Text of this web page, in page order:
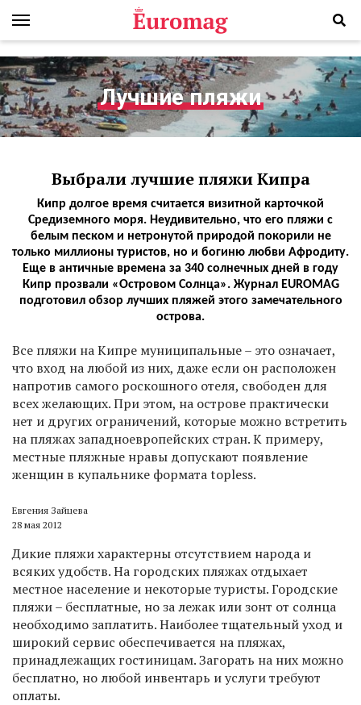
Лучшие пляжи
Выбрали лучшие пляжи Кипра
Кипр долгое время считается визитной карточкой
Средиземного моря. Неудивительно, что его пляжи с
белым песком и нетронутой природой покорили не
только миллионы туристов, но и богиню любви Афродиту.
Еще в античные времена за 340 солнечных дней в году
Кипр прозвали «Островом Солнца». Журнал EUROMAG
подготовил обзор лучших пляжей этого замечательного
острова.
Все пляжи на Кипре муниципальные – это означает,
что вход на любой из них, даже если он расположен
напротив самого роскошного отеля, свободен для
всех желающих. При этом, на острове практически
нет и других ограничений, которые можно встретить
на пляжах западноевропейских стран. К примеру,
местные пляжные нравы допускают появление
женщин в купальнике формата topless.
Евгения Зайцева
28 мая 2012
Дикие пляжи характерны отсутствием народа и
всяких удобств. На городских пляжах отдыхает
местное население и некоторые туристы. Городские
пляжи – бесплатные, но за лежак или зонт от солнца
необходимо заплатить. Наиболее тщательный уход и
широкий сервис обеспечивается на пляжах,
принадлежащих гостиницам. Загорать на них можно
бесплатно, но любой инвентарь и услуги требуют
оплаты.